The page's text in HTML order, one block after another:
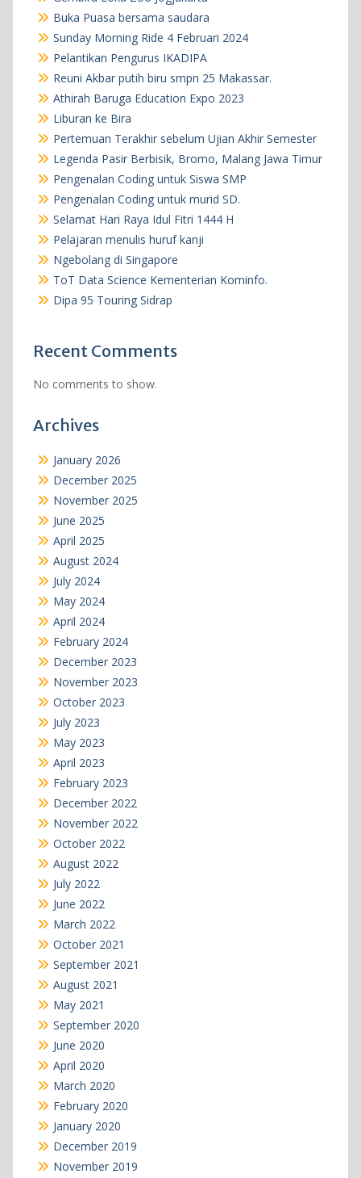
Buka Puasa bersama saudara
Sunday Morning Ride 4 Februari 2024
Pelantikan Pengurus IKADIPA
Reuni Akbar putih biru smpn 25 Makassar.
Athirah Baruga Education Expo 2023
Liburan ke Bira
Pertemuan Terakhir sebelum Ujian Akhir Semester
Legenda Pasir Berbisik, Bromo, Malang Jawa Timur
Pengenalan Coding untuk Siswa SMP
Pengenalan Coding untuk murid SD.
Selamat Hari Raya Idul Fitri 1444 H
Pelajaran menulis huruf kanji
Ngebolang di Singapore
ToT Data Science Kementerian Kominfo.
Dipa 95 Touring Sidrap
Recent Comments
No comments to show.
Archives
January 2026
December 2025
November 2025
June 2025
April 2025
August 2024
July 2024
May 2024
April 2024
February 2024
December 2023
November 2023
October 2023
July 2023
May 2023
April 2023
February 2023
December 2022
November 2022
October 2022
August 2022
July 2022
June 2022
March 2022
October 2021
September 2021
August 2021
May 2021
September 2020
June 2020
April 2020
March 2020
February 2020
January 2020
December 2019
November 2019